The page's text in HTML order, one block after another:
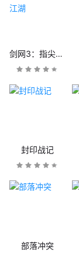
剑网3：指尖江湖
封印战记
部落冲突